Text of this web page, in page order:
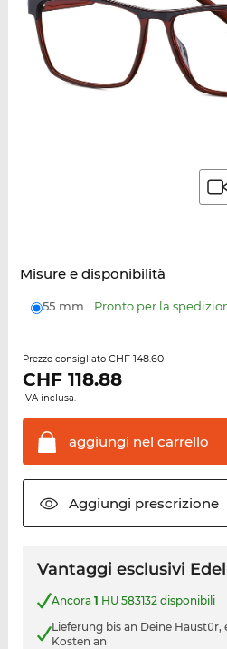
Misure e disponibilità
55 mm Pronto per la
Prezzo consigliato CHF 148.60
CHF 118.88
IVA inclusa.
aggiungi nel carrello
Aggiungi prescrizione
Vantaggi esclusivi
Ancora 1 HU 583132 disponibili
Lieferung bis an Deine Haustür,
Kosten an